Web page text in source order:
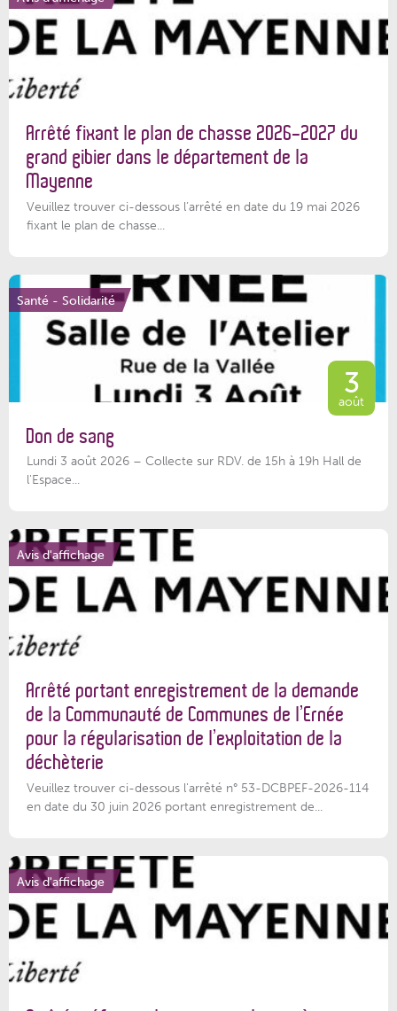
Arrêté fixant le plan de chasse 2026-2027 du
grand gibier dans le département de la
Mayenne
Veuillez trouver ci-dessous l’arrêté en date du 19 mai 2026
fixant le plan de chasse...
Santé - Solidarité
3
août
Don de sang
Lundi 3 août 2026 – Collecte sur RDV. de 15h à 19h Hall de
l'Espace...
Avis d'affichage
Arrêté portant enregistrement de la demande
de la Communauté de Communes de l’Ernée
pour la régularisation de l’exploitation de la
déchèterie
Veuillez trouver ci-dessous l'arrêté n° 53-DCBPEF-2026-114
en date du 30 juin 2026 portant enregistrement de...
Avis d'affichage